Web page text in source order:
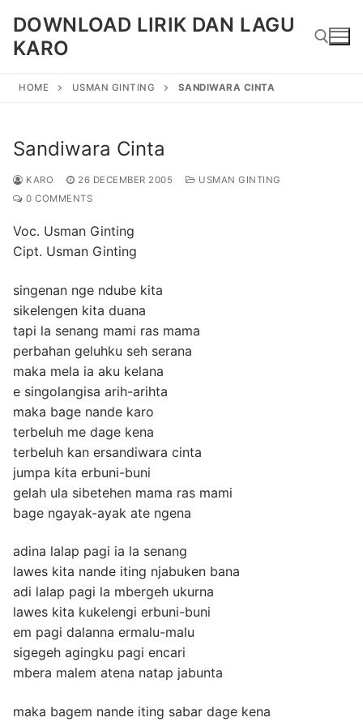
content
DOWNLOAD LIRIK DAN LAGU
KARO
HOME USMAN GINTING SANDIWARA CINTA
Sandiwara Cinta
KARO 26 DECEMBER 2005
USMAN GINTING
0 COMMENTS
Voc. Usman Ginting
Cipt. Usman Ginting
singenan nge ndube kita
sikelengen kita duana
tapi la senang mami ras mama
perbahan geluhku seh serana
maka mela ia aku kelana
e singolangisa arih-arihta
maka bage nande karo
terbeluh me dage kena
terbeluh kan ersandiwara cinta
jumpa kita erbuni-buni
gelah ula sibetehen mama ras mami
bage ngayak-ayak ate ngena
adina lalap pagi ia la senang
lawes kita nande iting njabuken bana
adi lalap pagi la mbergeh ukurna
lawes kita kukelengi erbuni-buni
em pagi dalanna ermalu-malu
sigegeh agingku pagi encari
mbera malem atena natap jabunta
maka bagem nande iting sabar dage kena